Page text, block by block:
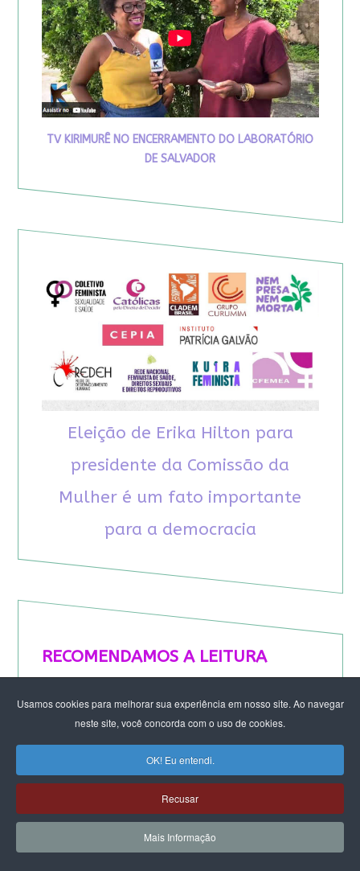
Usamos cookies para melhorar sua experiência em nosso site. Ao navegar
neste site, você concorda com o uso de cookies.
OK! Eu entendi.
Recusar
Mais Informação
TV KIRIMURÊ NO ENCERRAMENTO DO LABORATÓRIO
DE SALVADOR
Eleição de Erika Hilton para
presidente da Comissão da
Mulher é um fato importante
para a democracia
RECOMENDAMOS A LEITURA
August Nimtz prova que marxismo e
antirracismo são indissociáveis na luta
Rap transfeminista radical argentino na FLIPEI
Quem tem medo dos corpos trans?
Projetos de proteção às mulheres travados no
Congresso ameaçam a democracia
A revolução de Milton Santos